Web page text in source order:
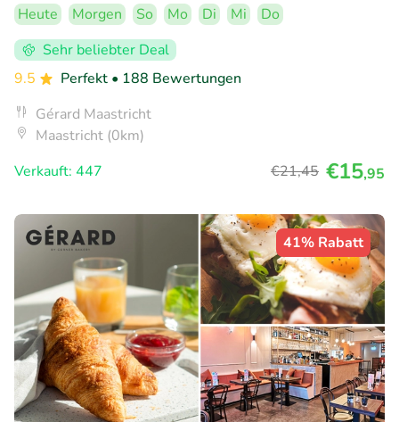
Heute Morgen So Mo Di Mi
Do
Sehr beliebter Deal
9.5
Perfekt • 188 Bewertungen
Gérard Maastricht
Maastricht (0km)
Verkauft: 447
€21,45 €15,95
41% Rabatt